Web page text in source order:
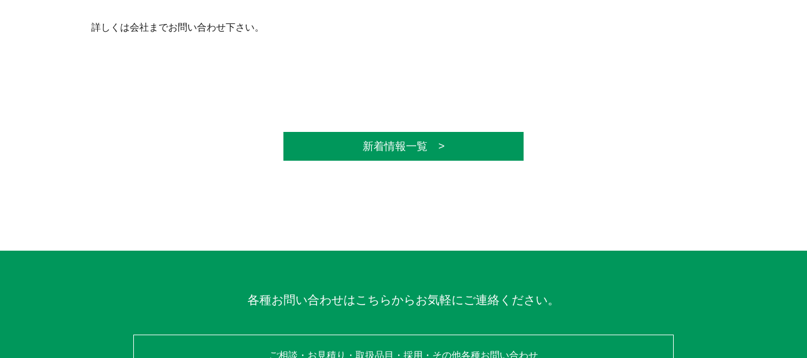
詳しくは会社までお問い合わせ下さい。
新着情報一覧 >
各種お問い合わせはこちらからお気軽にご連絡ください。
ご相談・お見積り・取扱品目・採用・その他各種お問い合わせ